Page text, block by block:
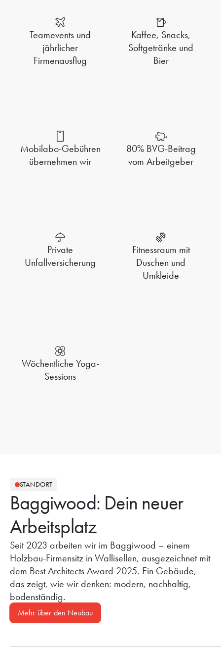
Teamevents und
jährlicher
Firmenausflug
Kaffee, Snacks,
Softgetränke und
Bier
Mobilabo-Gebühren
übernehmen wir
80% BVG-Beitrag
vom Arbeitgeber
Private
Unfallversicherung
Fitnessraum mit
Duschen und
Umkleide
Wöchentliche Yoga-
Sessions
STANDORT
Baggiwood: Dein neuer
Arbeitsplatz
Seit 2023 arbeiten wir im Baggiwood – einem
Holzbau-Firmensitz in Wallisellen, ausgezeichnet mit
dem Best Architects Award 2025. Ein Gebäude,
das zeigt, wie wir denken: modern, nachhaltig,
bodenständig.
Mehr über den Neubau